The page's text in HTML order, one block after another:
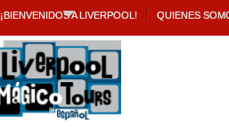
¡BIENVENIDOS A LIVERPOOL! QUIENES